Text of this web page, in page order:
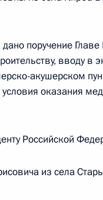
начальником
мониторинга
в Москве 19 мая
Новгородской
советником
поручение
вводу в
акушерском
оказания
Российской
из села